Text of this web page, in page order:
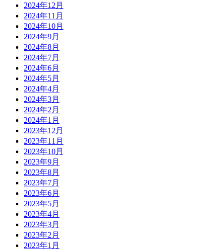
2024年12月
2024年11月
2024年10月
2024年9月
2024年8月
2024年7月
2024年6月
2024年5月
2024年4月
2024年3月
2024年2月
2024年1月
2023年12月
2023年11月
2023年10月
2023年9月
2023年8月
2023年7月
2023年6月
2023年5月
2023年4月
2023年3月
2023年2月
2023年1月